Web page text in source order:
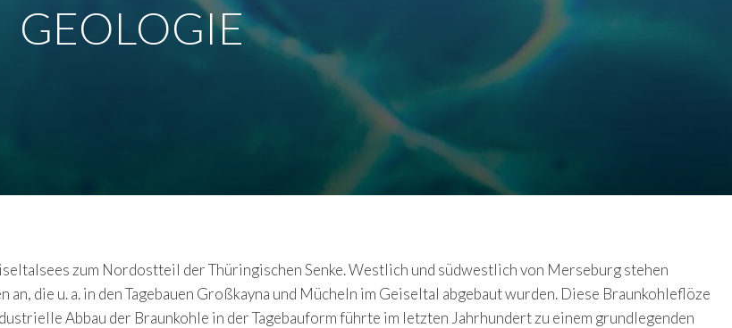
GEOLOGIE
zum Nordostteil der Thüringischen Senke. Westlich und südwestlich von Merseburg stehen
die u. a. in den Tagebauen Großkayna und Mücheln im Geiseltal abgebaut wurden. Diese Braunkohleflöze
Abbau der Braunkohle in der Tagebauform führte im letzten Jahrhundert zu einem grundlegenden